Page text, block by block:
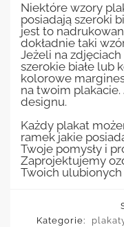
Niektóre wzory
posiadają szeroki
jest to
dokładnie taki
Jeżeli na
szerokie białe lub
kolorowe
na twoim
designu.
Każdy plakat
ramek jakie
Twoje pomysły i
Zaprojektujemy
Twoich
Kategorie: